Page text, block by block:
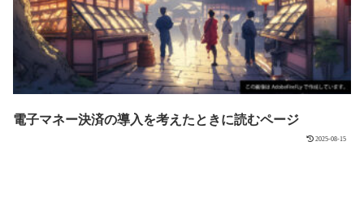
電子マネー決済の導入を考えたときに読むページ
2025-08-15